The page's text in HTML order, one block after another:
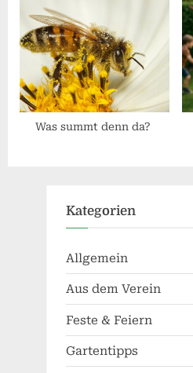
Was summt denn da?
Kategorien
Allgemein
Aus dem Verein
Feste & Feiern
Gartentipps